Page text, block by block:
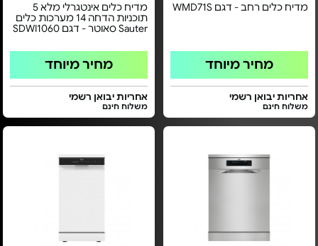
מדיח כלים רחב - דגם WMD71S
מחיר מיוחד
אחריות יבואן רשמי
משלוח חינם
מדיח כלים אינטגרלי מלא 5
תוכניות הדחה 14 מערכות כלים
Sauter סאוטר - דגם SDWI1060
מחיר מיוחד
אחריות יבואן רשמי
משלוח חינם